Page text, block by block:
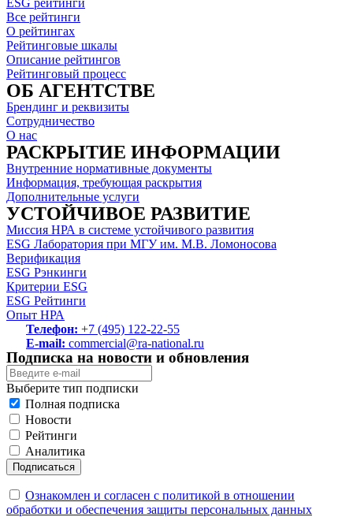
Все рейтинги
О рейтингах
Рейтинговые шкалы
Описание рейтингов
Рейтинговый процесс
ОБ АГЕНТСТВЕ
Брендинг и реквизиты
Сотрудничество
О нас
РАСКРЫТИЕ ИНФОРМАЦИИ
Внутренние нормативные документы
Информация, требующая раскрытия
Дополнительные услуги
УСТОЙЧИВОЕ РАЗВИТИЕ
Миссия НРА в системе устойчивого развития
ESG Лаборатория при МГУ им. М.В. Ломоносова
Верификация
ESG Рэнкинги
Критерии ESG
ESG Рейтинги
Опыт НРА
Телефон: +7 (495) 122-22-55
E-mail: commercial@ra-national.ru
Подписка на новости и обновления
Выберите тип подписки
Полная подписка
Новости
Рейтинги
Аналитика
Подписаться
Ознакомлен и согласен с политикой в отношении
обработки и обеспечения защиты персональных данных